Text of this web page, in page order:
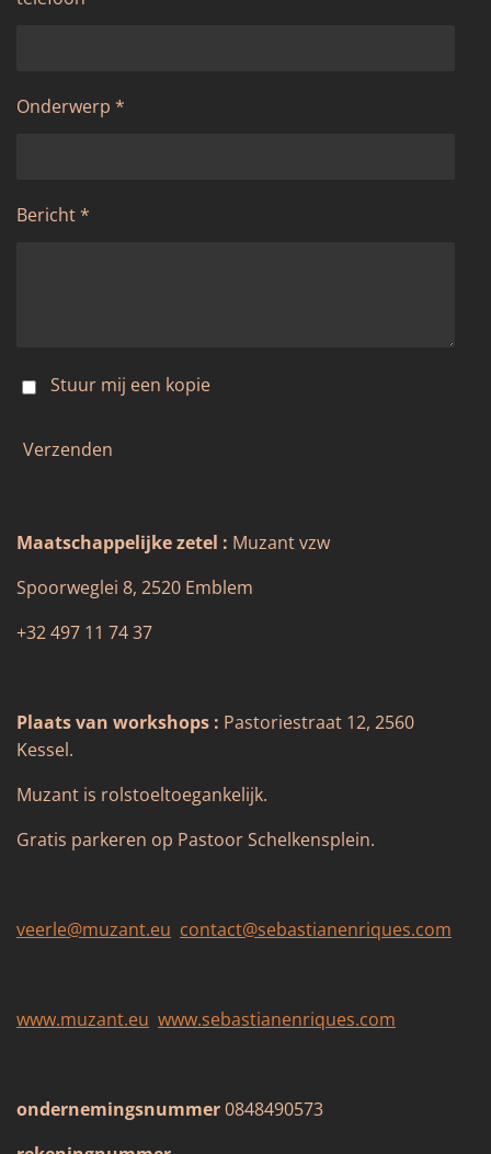
Onderwerp *
Bericht *
Stuur mij een kopie
Verzenden
Maatschappelijke zetel : Muzant vzw
Spoorweglei 8, 2520 Emblem
+32 497 11 74 37
Plaats van workshops : Pastoriestraat 12, 2560
Kessel.
Muzant is rolstoeltoegankelijk.
Gratis parkeren op Pastoor Schelkensplein.
veerle@muzant.eu contact@sebastianenriques.com
www.muzant.eu www.sebastianenriques.com
ondernemingsnummer0848490573